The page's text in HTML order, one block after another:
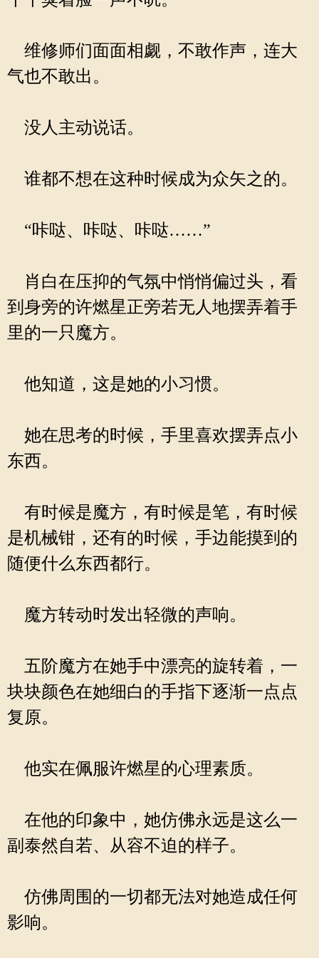
维修师们面面相觑，不敢作声，连大
气也不敢出。
没人主动说话。
谁都不想在这种时候成为众矢之的。
“咔哒、咔哒、咔哒……”
肖白在压抑的气氛中悄悄偏过头，看
到身旁的许燃星正旁若无人地摆弄着手
里的一只魔方。
他知道，这是她的小习惯。
她在思考的时候，手里喜欢摆弄点小
东西。
有时候是魔方，有时候是笔，有时候
是机械钳，还有的时候，手边能摸到的
随便什么东西都行。
魔方转动时发出轻微的声响。
五阶魔方在她手中漂亮的旋转着，一
块块颜色在她细白的手指下逐渐一点点
复原。
他实在佩服许燃星的心理素质。
在他的印象中，她仿佛永远是这么一
副泰然自若、从容不迫的样子。
仿佛周围的一切都无法对她造成任何
影响。